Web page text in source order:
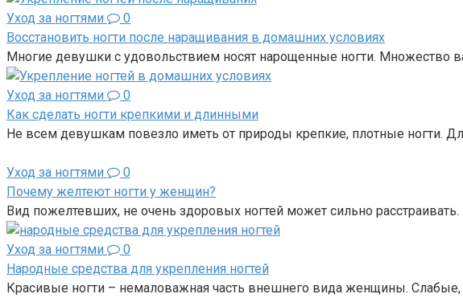
Уход за ногтями
0
Восстановить ногти после наращивания в домашних условиях
Многие девушки с удовольствием носят нарощенные ногти. Множество
Уход за ногтями
0
Как сделать ногти крепкими и длинными
Не всем девушкам повезло иметь от природы крепкие, плотные ногти.
Уход за ногтями
0
Почему желтеют ногти у женщин?
Вид пожелтевших, не очень здоровых ногтей может сильно
Уход за ногтями
0
Народные средства для укрепления ногтей
Красивые ногти – немаловажная часть внешнего вида женщины.